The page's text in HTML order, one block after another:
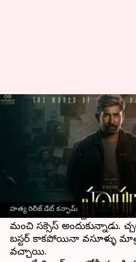
హత్య రిలీజ్ డేట్ కన్ఫామ్
హత్య రిలీజ్ డేట్:
కొత్త సినిమా ఎప్పుడు
కానుందంటే?
Sriram Pranateja
ఈ వార్తాకథనం ఏంటి
బిచ్చగాడు సినిమాతో తెలుగు
విజయ్ ఆంటోనీ, బిచ్చగాడు 2
మంచి సక్సెస్ అందుకున్నాడు.
బస్టర్ కాకపోయినా వసూళ్ళు
వచ్చాయి.